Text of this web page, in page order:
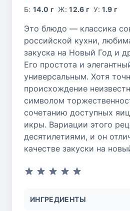
Б:14.0 г Ж:12.6 г У:1.9 г
Это блюдо — классика
российской кухни,
закуска на Новый Год и
Его простота и
универсальным. Хотя
происхождение
символом
сочетанию доступных
икры. Вариации этого
десятилетиями, и он
качестве закуски на
ИНГРЕДИЕНТЫ